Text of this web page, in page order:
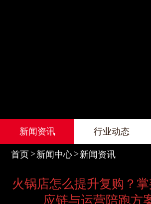
新闻资讯 行业动态
首页 新闻中心 新闻资讯
火锅店怎么提升复购？
应链与运营陪跑方